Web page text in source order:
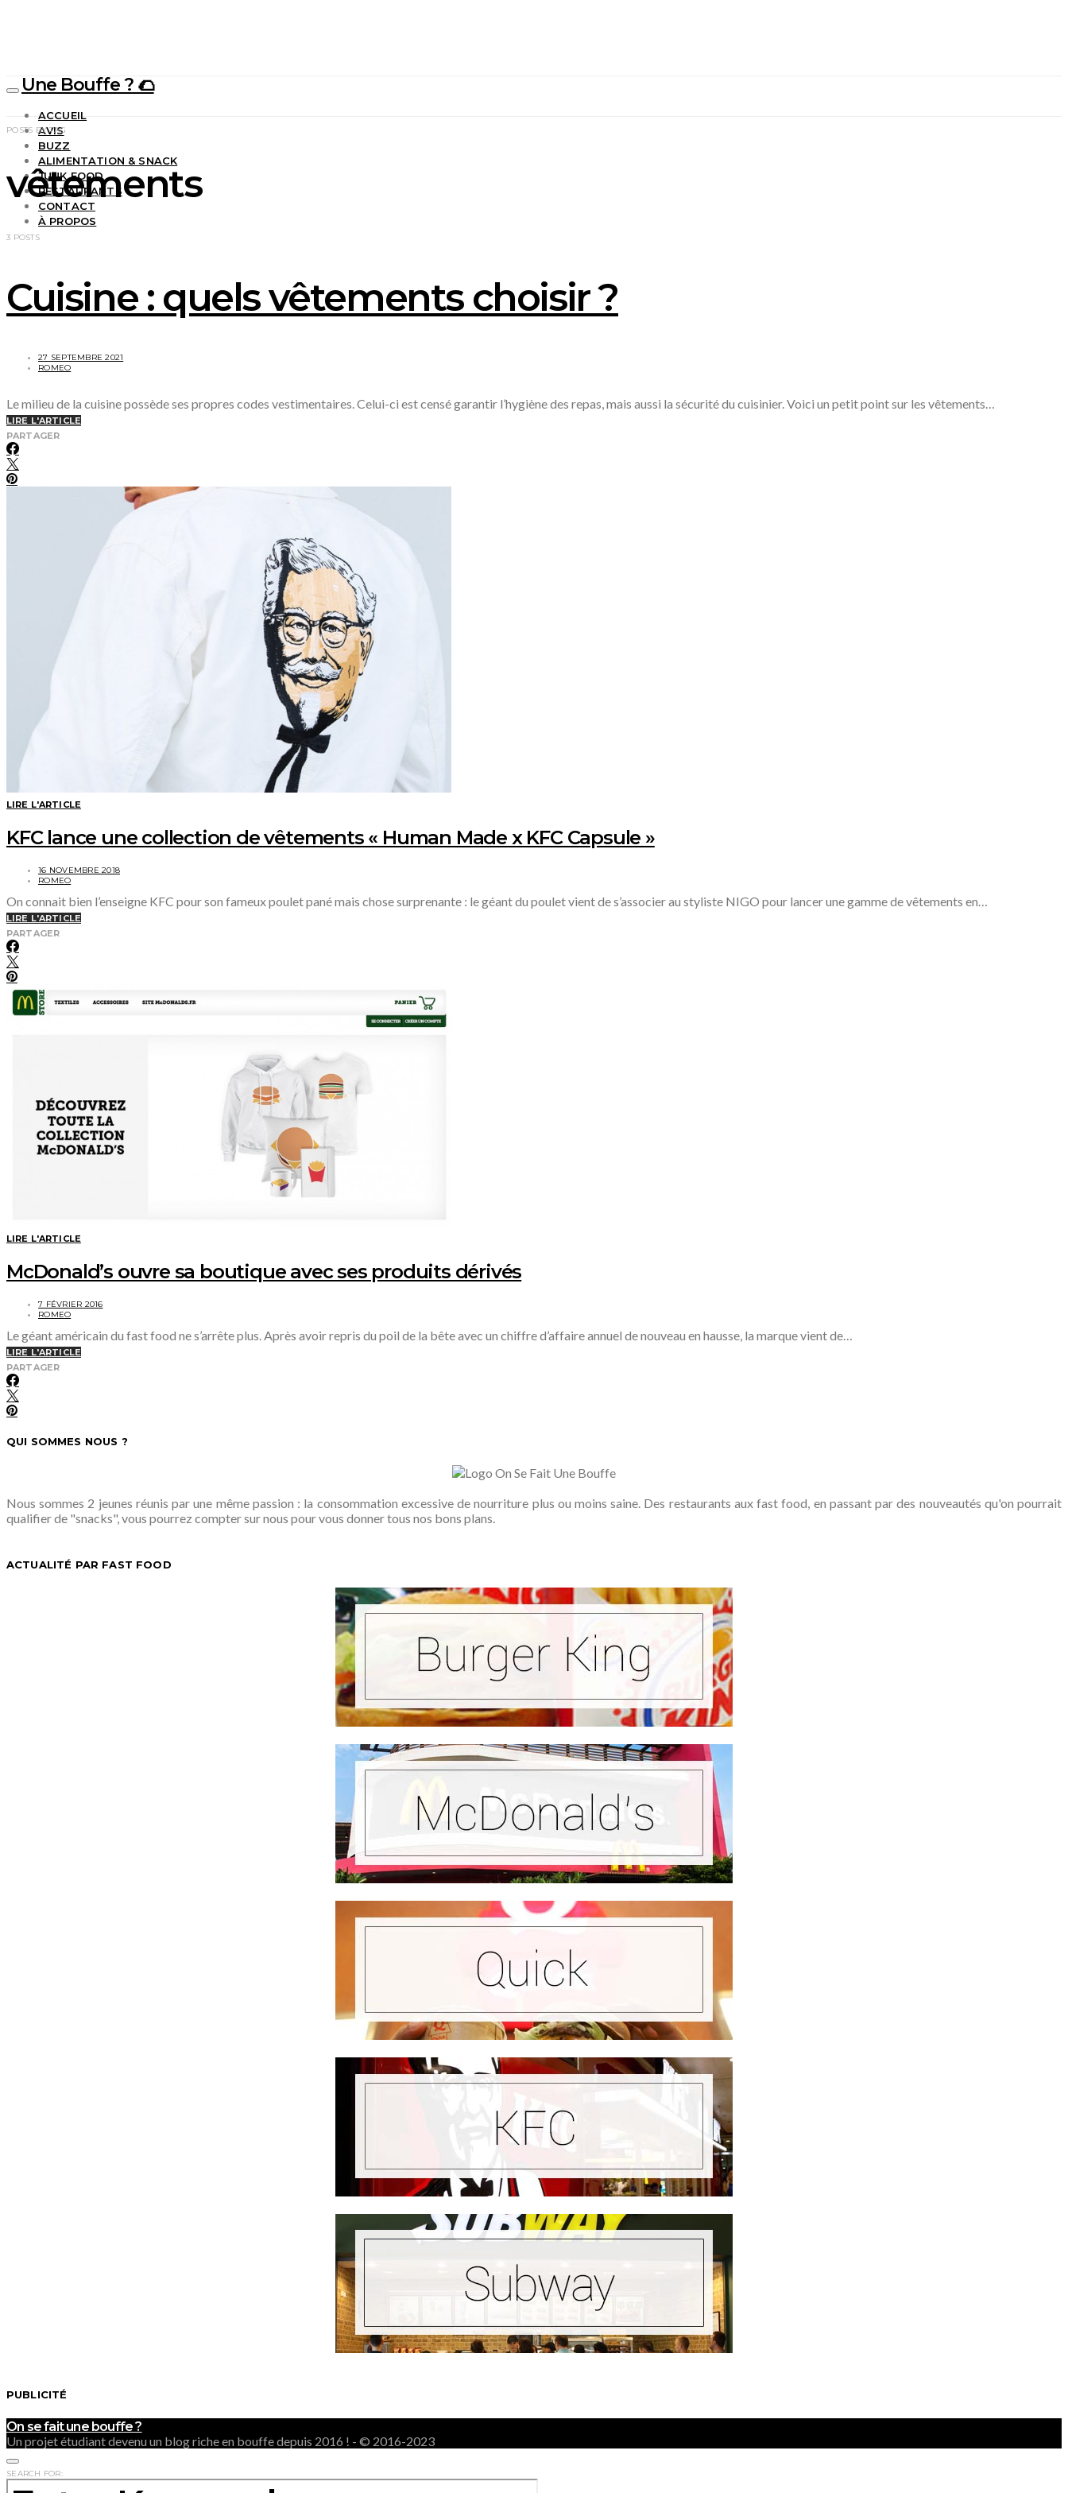
Une Bouffe ? 🌮
ACCUEIL
AVIS
BUZZ
ALIMENTATION & SNACK
JUNK FOOD
RESTAURANTS
CONTACT
À PROPOS
POSTS BY TAG
vêtements
3 POSTS
Cuisine : quels vêtements choisir ?
27 SEPTEMBRE 2021
ROMEO
Le milieu de la cuisine possède ses propres codes vestimentaires. Celui-ci est censé garantir l’hygiène des repas, mais aussi la sécurité du cuisinier. Voici un petit point sur les vêtements…
LIRE L'ARTICLE
PARTAGER
LIRE L'ARTICLE
KFC lance une collection de vêtements « Human Made x KFC Capsule »
16 NOVEMBRE 2018
ROMEO
On connait bien l’enseigne KFC pour son fameux poulet pané mais chose surprenante : le géant du poulet vient de s’associer au styliste NIGO pour lancer une gamme de vêtements en…
LIRE L'ARTICLE
PARTAGER
LIRE L'ARTICLE
McDonald’s ouvre sa boutique avec ses produits dérivés
7 FÉVRIER 2016
ROMEO
Le géant américain du fast food ne s’arrête plus. Après avoir repris du poil de la bête avec un chiffre d’affaire annuel de nouveau en hausse, la marque vient de…
LIRE L'ARTICLE
PARTAGER
QUI SOMMES NOUS ?
Nous sommes 2 jeunes réunis par une même passion : la consommation excessive de nourriture plus ou moins saine. Des restaurants aux fast food, en passant par des nouveautés qu'on pourrait
qualifier de "snacks", vous pourrez compter sur nous pour vous donner tous nos bons plans.
ACTUALITÉ PAR FAST FOOD
PUBLICITÉ
On se fait une bouffe ?
Un projet étudiant devenu un blog riche en bouffe depuis 2016 ! - © 2016-2023
SEARCH FOR: